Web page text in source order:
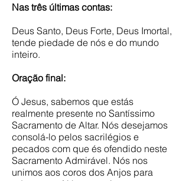
Nas três últimas contas:
Deus Santo, Deus Forte, Deus Imortal,
tende piedade de nós e do mundo
inteiro.
Oração final:
Ó Jesus, sabemos que estás
realmente presente no Santíssimo
Sacramento de Altar. Nós desejamos
consolá-lo pelos sacrilégios e
pecados com que és ofendido neste
Sacramento Admirável. Nós nos
unimos aos coros dos Anjos para